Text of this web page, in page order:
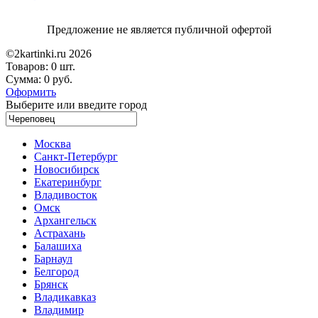
Предложение не является публичной офертой
©2kartinki.ru 2026
Товаров: 0 шт.
Сумма: 0 руб.
Оформить
Выберите или введите город
Москва
Санкт-Петербург
Новосибирск
Екатеринбург
Владивосток
Омск
Архангельск
Астрахань
Балашиха
Барнаул
Белгород
Брянск
Владикавказ
Владимир